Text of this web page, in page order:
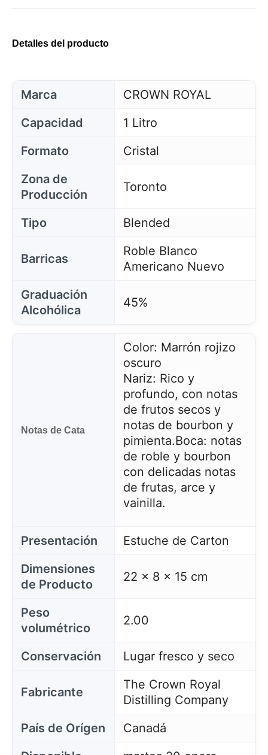
Detalles del producto
Marca
CROWN ROYAL
Capacidad
1 Litro
Formato
Cristal
Zona de
Producción
Toronto
Tipo Blended
Barricas
Roble Blanco
Americano Nuevo
Graduación
Alcohólica
45%
Notas de Cata
Color: Marrón rojizo
oscuro
Nariz: Rico y
profundo, con notas
de frutos secos y
notas de bourbon y
pimienta.Boca: notas
de roble y bourbon
con delicadas notas
de frutas, arce y
vainilla.
Presentación
Estuche de Carton
Dimensiones
de Producto
22 x 8 x 15 cm
Peso
volumétrico
2.00
Conservación Lugar fresco y seco
Fabricante
The Crown Royal
Distilling Company
País de Orígen
Canadá